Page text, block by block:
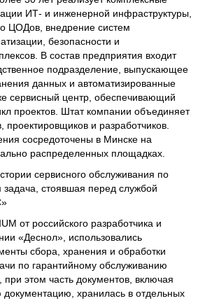
ИТ- и инженерной инфраструктуры,
ЦОДов, внедрение систем
безопасности и
В состав предприятия входит
подразделение, выпускающее
данных и автоматизированные
сервисный центр, обеспечивающий
проектов. Штат компании объединяет
и разработчиков.
сосредоточены в Минске на
распределенных площадках.
сервисного обслуживания по
задача, стоявшая перед службой
от российского разработчика и
«Деснол», использовались
сбора, хранения и обработки
по гарантийному обслуживанию
при этом часть документов, включая
хранилась в отдельных